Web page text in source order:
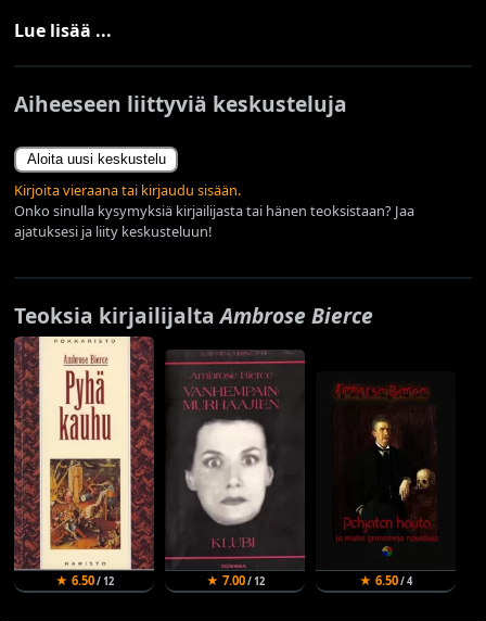
Lue lisää ...
Aiheeseen liittyviä keskusteluja
Aloita uusi keskustelu
Kirjoita vieraana tai kirjaudu sisään.
Onko sinulla kysymyksiä kirjailijasta tai hänen teoksistaan? Jaa
ajatuksesi ja liity keskusteluun!
Teoksia kirjailijaltaAmbrose Bierce
★ 6.50/ 12 ★ 7.00/ 12 ★ 6.50/ 4